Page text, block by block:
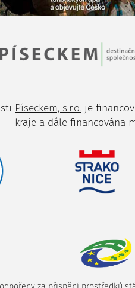
Píseckem, s.r.o. je
kraje a dále financována